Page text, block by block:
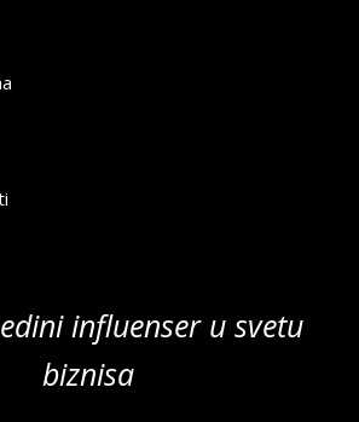
influenser u svetu
biznisa